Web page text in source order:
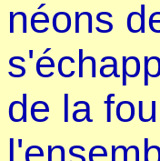
néons
de la